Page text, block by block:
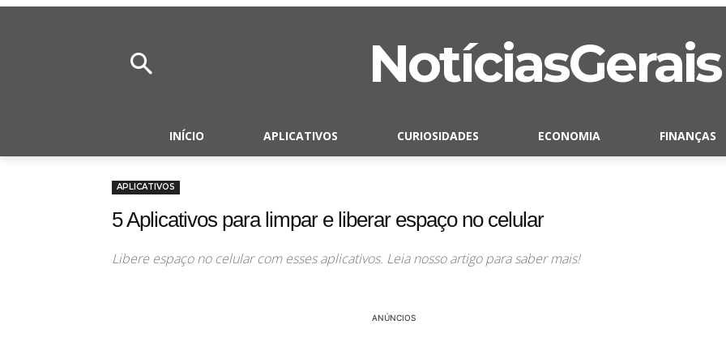
NotíciasGerais
INÍCIO APLICATIVOS CURIOSIDADES ECONOMIA FINANÇAS
APLICATIVOS
5 Aplicativos para limpar e liberar espaço no celular
Libere espaço no celular com esses aplicativos. Leia nosso artigo para saber mais!
ANÚNCIOS